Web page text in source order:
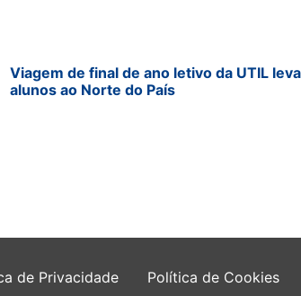
Viagem de final de ano letivo da UTIL leva
alunos ao Norte do País
de Privacidade Política de Cookies